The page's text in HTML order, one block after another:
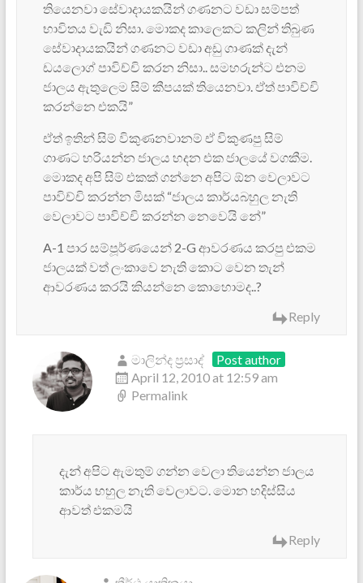
තියෙනවා සේවාදායකයින් ගණනට වඩා සම්පත්
භාවිතය වැඩි නිසා. මොකද කාලෙකට කලින් තිබුණ
සේවාදායකයින් ගණනට වඩා අඩු ගාණක් දැන්
ඩයලොග් පාවිච්චි කරන නිසා.. සමහරුන්ට එනම
ජාලය ඇතුලෙම සිම් කීපයක් තියෙනවා. ඒත් පාවිච්චි
කරන්නෙ එකයි”
ඒත් ඉතින් සිම් විකුණනවානම් ඒ විකුණපු සිම්
ගාණට හරියන්න ජාලය හදන එක ජාලයේ වගකීම.
මොකද අපි සිම් එකක් ගන්නෙ අපිට ඕන වෙලාවට
පාවිච්චි කරන්න මිසක් “ජාලය කාර්යබහුල නැති
වෙලාවට පාවිච්චි කරන්න නෙවෙයි නේ”
A-1 පාර සම්පූර්ණයෙන් 2-G ආවරණය කරපු එකම
ජාලයක් වත් ලංකාවෙ නැති කොට වෙන තැන්
ආවරණය කරයි කියන්නෙ කොහොමද..?
Reply
මාලින්ද ප්‍රසාද්
Post author
April 12, 2010 at 12:59 am
Permalink
දැන් අපිට ඇමතුම් ගන්න වෙලා තියෙන්න ජාලය
කාර්ය භහුල නැති වෙලා‍වට. මොන හදිස්සිය
ආවත් එකමයි
Reply